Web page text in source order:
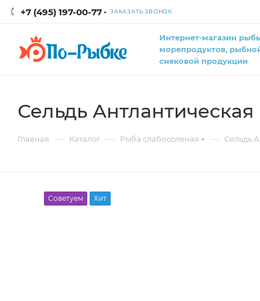
+7 (495) 197-00-77 ЗАКАЗАТЬ ЗВОНОК
Интернет-магазин
морепродуктов,
снековой продукции
Сельдь
Главная — Каталог — Рыба слабосоленая — Сельдь
Советуем Хит